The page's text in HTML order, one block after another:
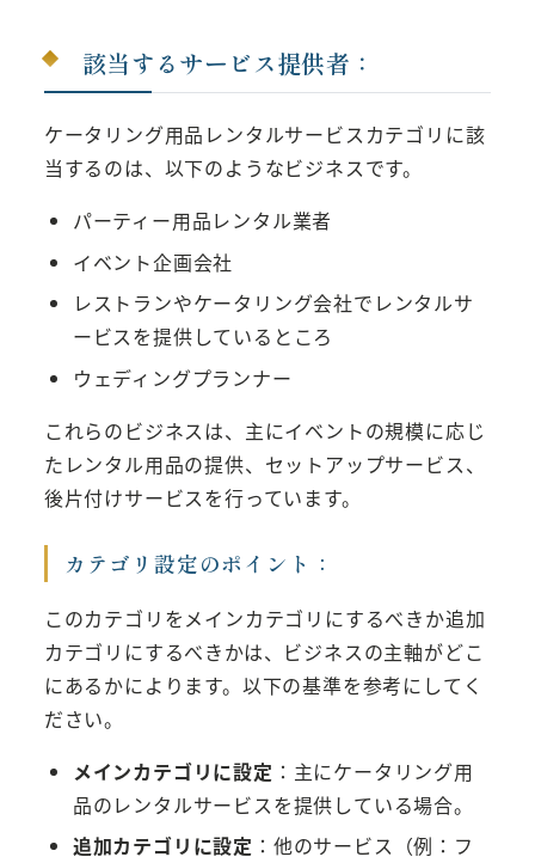
該当するサービス提供者：
ケータリング用品レンタルサービスカテゴリに該
当するのは、以下のようなビジネスです。
パーティー用品レンタル業者
イベント企画会社
レストランやケータリング会社でレンタルサ
ービスを提供しているところ
ウェディングプランナー
これらのビジネスは、主にイベントの規模に応じ
たレンタル用品の提供、セットアップサービス、
後片付けサービスを行っています。
カテゴリ設定のポイント：
このカテゴリをメインカテゴリにするべきか追加
カテゴリにするべきかは、ビジネスの主軸がどこ
にあるかによります。以下の基準を参考にしてく
ださい。
メインカテゴリに設定 ：主にケータリング用
品のレンタルサービスを提供している場合。
追加カテゴリに設定 ：他のサービス（例：フ